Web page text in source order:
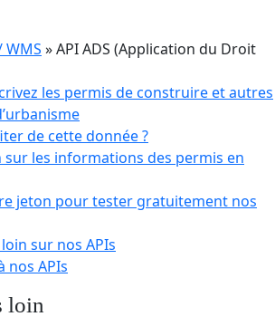
WMS »API ADS (Application du Droit
les permis de construire et autres
de cette donnée ?
sur les informations des permis en
jeton pour tester gratuitement nos
sur nos APIs
nos APIs
loin